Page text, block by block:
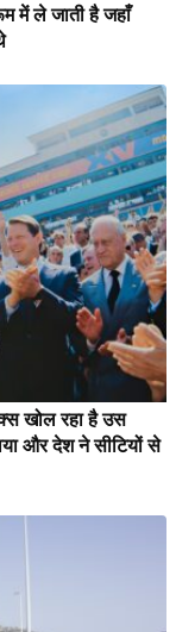
में ले जाती है जहाँ
खोल रहा है उस
और देश ने सीटियों से